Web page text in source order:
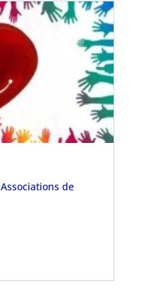
Associations de